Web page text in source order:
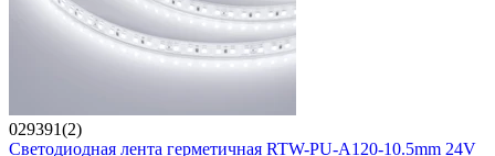
029391(2)
Светодиодная лента герметичная RTW-PU-A120-10.5mm 24V